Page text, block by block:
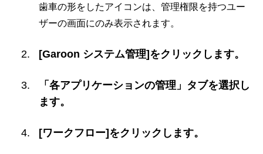
歯車の形をしたアイコンは、管理権限を持つユー
ザーの画面にのみ表示されます。
[Garoon システム管理]をクリックします。
「各アプリケーションの管理」タブを選択し
ます。
[ワークフロー]をクリックします。